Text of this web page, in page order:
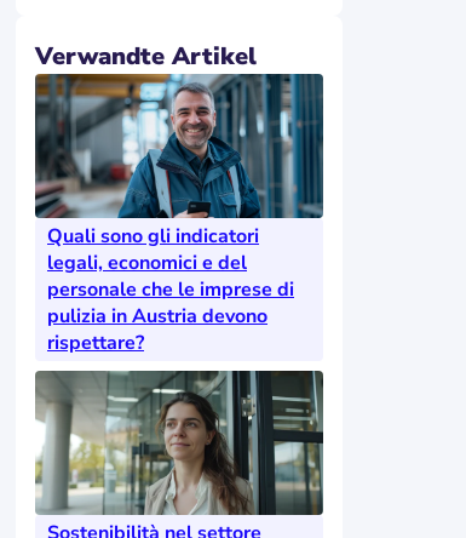
Verwandte Artikel
Quali sono gli indicatori
legali, economici e del
personale che le imprese di
pulizia in Austria devono
rispettare?